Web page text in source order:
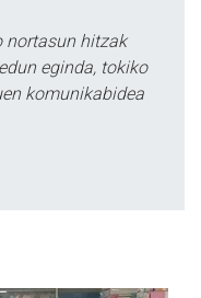
nortasun hitzak
eginda, tokiko
komunikabidea